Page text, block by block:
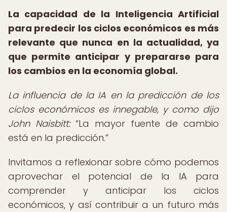
La capacidad de la Inteligencia Artificial
para predecir los ciclos económicos es más
relevante que nunca en la actualidad, ya
que permite anticipar y prepararse para
los cambios en la economía global.
La influencia de la IA en la predicción de los
ciclos económicos es innegable, y como dijo
John Naisbitt:
La mayor fuente de cambio
está en la predicción.
Invitamos a reflexionar sobre cómo podemos
aprovechar el potencial de la IA para
comprender y anticipar los ciclos
económicos, y así contribuir a un futuro más